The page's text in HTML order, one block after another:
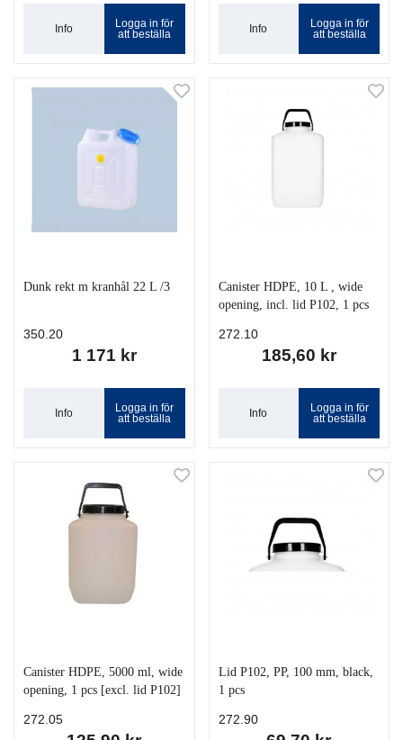
Info
Logga in för
att beställa
Info
Logga in för
att beställa
Dunk rekt m kranhål 22 L /3
350.20
1 171 kr
Info
Logga in för
att beställa
Canister HDPE, 10 L , wide
opening, incl. lid P102, 1 pcs
272.10
185,60 kr
Info
Logga in för
att beställa
Canister HDPE, 5000 ml, wide
opening, 1 pcs [excl. lid P102]
272.05
Lid P102, PP, 100 mm, black,
1 pcs
272.90